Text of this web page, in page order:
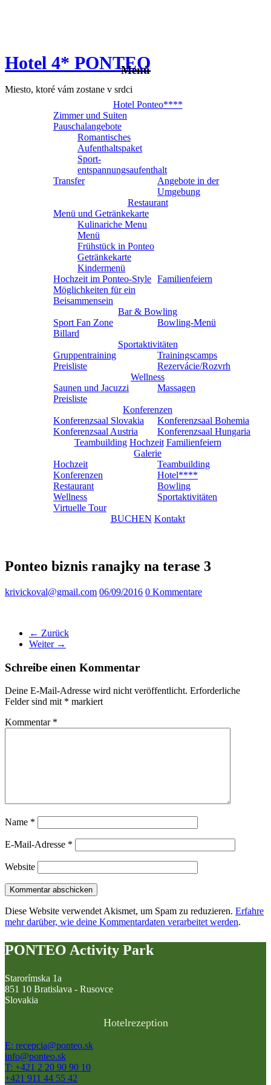
Hotel 4* PONTEO
Miesto, ktoré vám zostane v srdci
Menü
Hotel Ponteo****
Zimmer und Suiten
Pauschalangebote
Romantisches
Aufenthaltspaket
Sport-
entspannungsaufenthalt
Transfer
Angebote in der
Umgebung
Restaurant
Menü und Getränkekarte
Kulinariche Menu
Menü
Frühstück in Ponteo
Getränkekarte
Kindermenü
Hochzeit im Ponteo-Style Familienfeiern
Möglichkeiten für ein
Beisammensein
Bar & Bowling
Sport Fan Zone
Bowling-Menü
Billard
Sportaktivitäten
Gruppentraining
Trainingscamps
Preisliste
Rezervácie/Rozvrh
Wellness
Saunen und Jacuzzi
Massagen
Preisliste
Konferenzen
Konferenzsaal Slovakia
Konferenzsaal Bohemia
Konferenzsaal Austria
Konferenzsaal Hungaria
Teambuilding Hochzeit Familienfeiern
Galerie
Hochzeit
Teambuilding
Konferenzen
Hotel****
Restaurant
Bowling
Wellness
Sportaktivitäten
Virtuelle Tour
BUCHEN Kontakt
Ponteo biznis ranajky na terase 3
krivickoval@gmail.com 06/09/2016 0 Kommentare
← Zurück
Weiter →
Schreibe einen Kommentar
Deine E-Mail-Adresse wird nicht veröffentlicht. Erforderliche
Felder sind mit * markiert
Kommentar *
Name *
E-Mail-Adresse *
Website
Diese Website verwendet Akismet, um Spam zu reduzieren. Erfahre
mehr darüber, wie deine Kommentardaten verarbeitet werden.
PONTEO Activity Park
Starorímska 1a
851 10 Bratislava - Rusovce
Slovakia
Hotelrezeption
E: recepcia@ponteo.sk
info@ponteo.sk
T: +421 2 20 90 90 10
+421 911 44 55 42